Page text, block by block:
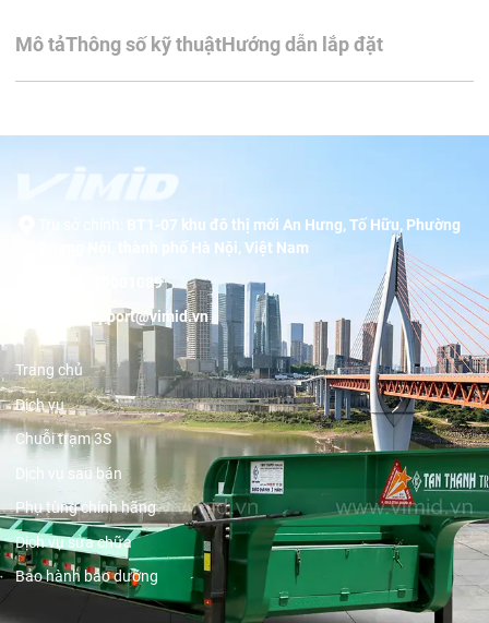
Mô tảThông số kỹ thuậtHướng dẫn lắp đặt
BT1-07 khu đô thị mới An Hưng, Tố Hữu, Phường
Dương Nội, thành phố Hà Nội, Việt Nam
19001089
support@vimid.vn
Trang chủ
Dịch vụ
Chuỗi trạm 3S
Dịch vụ sau bán
Phụ tùng chính hãng
Dịch vụ sửa chữa
Bảo hành bảo dưỡng